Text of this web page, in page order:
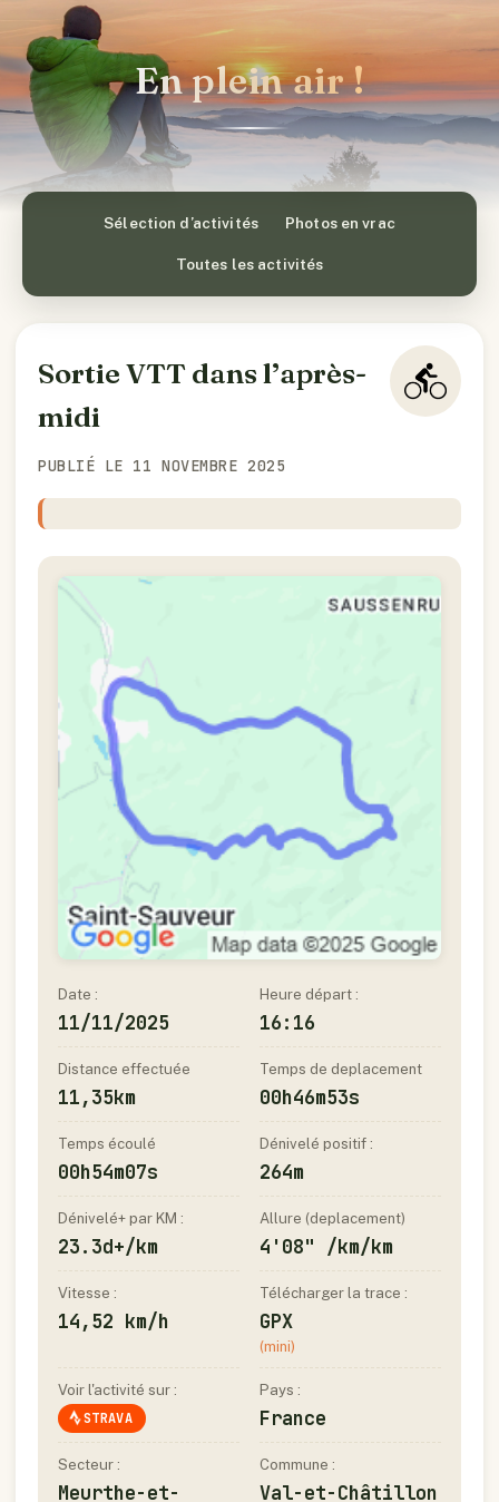
En plein air !
Sélection d’activités Photos en vrac
Toutes les activités
Sortie VTT dans l’après-
midi
PUBLIÉ LE 11 NOVEMBRE 2025
Date :
11/11/2025
Heure départ :
16:16
Distance effectuée
11,35km
Temps de deplacement
00h46m53s
Temps écoulé
00h54m07s
Dénivelé positif :
264m
Dénivelé+ par KM :
23.3d+/km
Allure (deplacement)
4'08" /km/km
Vitesse :
14,52 km/h
Télécharger la trace :
GPX
(mini)
Voir l'activité sur :
STRAVA
Pays :
France
Secteur :
Meurthe-et-
Commune :
Val-et-Châtillon